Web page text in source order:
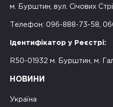
м. Бурштин, вул. Січових
Телефон: 096-888-73-58,
Ідентифікатор у Реєстрі:
R50-01932 м. Бурштин, м.
НОВИНИ
Україна